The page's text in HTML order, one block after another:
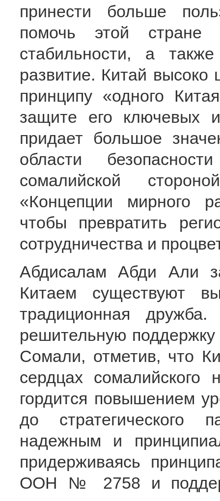
принести больше
помочь этой
стабильности, а
развитие. Китай
принципу «одного
защите его ключевых
придает большое
области
сомалийской
«Концепции мирного
чтобы превратить
сотрудничества и
Абдисалам Абди Али
Китаем существуют
традиционная
решительную
Сомали, отметив, что
сердцах сомалийского
гордится повышением
до стратегического
надежным и
придерживаясь
ООН № 2758 и